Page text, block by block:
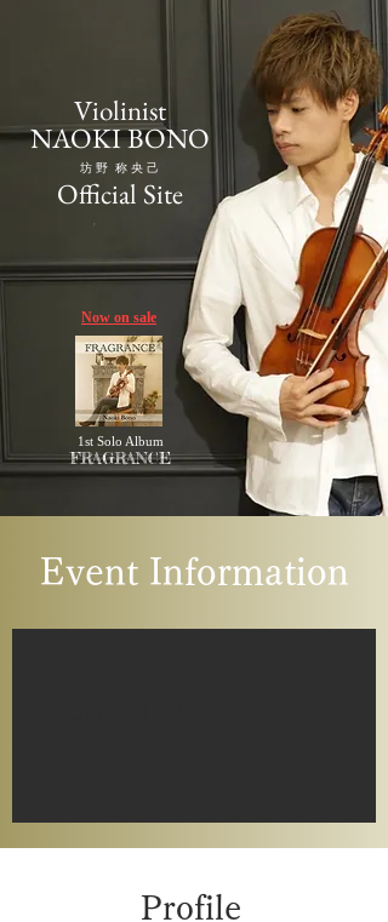
Violinist
NAOKI BONO
Official Site
​坊 野 称 央 己
Now on sale
1st Solo Album
FRAGRANCE
Event Information
Profile